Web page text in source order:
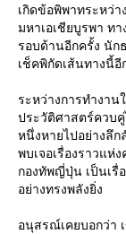
เกิดข้อพิพาทระหว่า
มหาเอเชียบูรพา ท
รอบด้านอีกครั้ง นัก
เช็คพิกัดเส้นทางนี้อี
ระหว่างการทำงาน
ประวัติศาสตร์ควบ
หนึ่งหายไปอย่างลึก
พบเจอเรื่องราวแห่
กองทัพญี่ปุ่น เป็นเรื่
อย่างทรงพลังยิ่ง
อนุสรณ์เคยบอกว่า